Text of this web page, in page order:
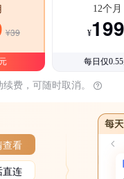
¥39
12个月
¥199
每日仅
费，可随时取消。
查看
直连